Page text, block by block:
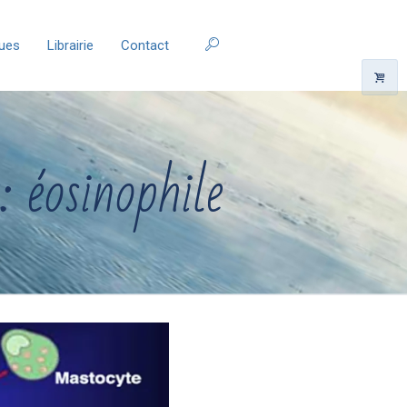
Librairie Contact